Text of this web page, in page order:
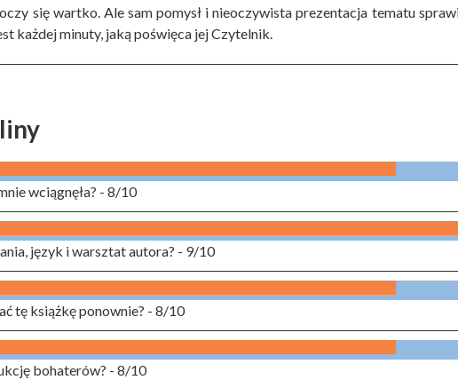
się wartko. Ale sam pomysł i nieoczywista prezentacja tematu
każdej minuty, jaką poświęca jej Czytelnik.
wciągnęła? - 8/10
język i warsztat autora? - 9/10
tę książkę ponownie? - 8/10
bohaterów? - 8/10